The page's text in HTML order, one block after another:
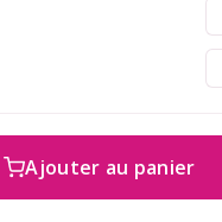
Ajouter au panier